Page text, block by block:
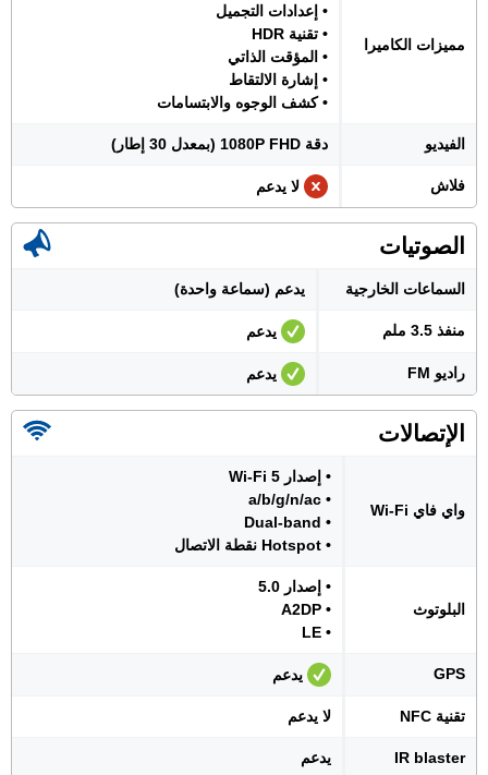
مميزات الكاميرا
• إعدادات التجميل
• تقنية HDR
• المؤقت الذاتي
• إشارة الالتقاط
• كشف الوجوه والابتسامات
الفيديو دقة 1080P FHD (بمعدل 30 إطار)
فلاش لا يدعم
الصوتيات
السماعات الخارجية يدعم (سماعة واحدة)
منفذ 3.5 ملم يدعم
راديو FM يدعم
الإتصالات
واي فاي Wi-Fi
• إصدار Wi-Fi 5
• a/b/g/n/ac
• Dual-band
• Hotspot نقطة الاتصال
البلوتوث
• إصدار 5.0
• A2DP
• LE
GPS يدعم
تقنية NFC لا يدعم
IR blaster يدعم